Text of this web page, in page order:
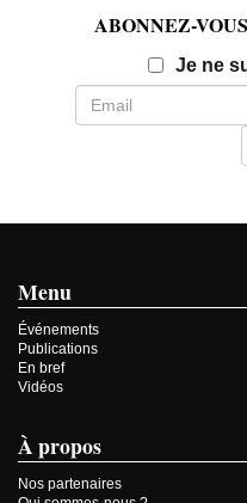
ABONNEZ-
Je ne
Menu
Événements
Publications
En bref
Vidéos
À propos
Nos partenaires